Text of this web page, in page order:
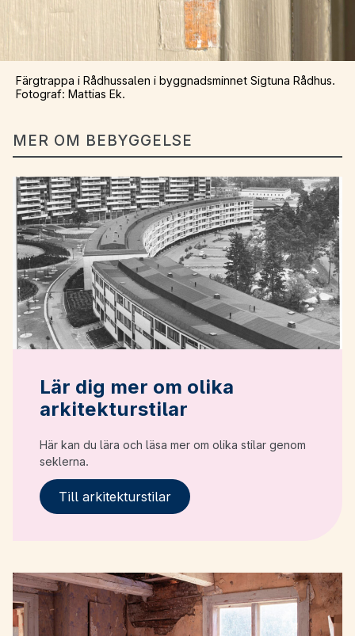
Färgtrappa i Rådhussalen i byggnadsminnet Sigtuna Rådhus.
Fotograf: Mattias Ek.
MER OM BEBYGGELSE
Lär dig mer om olika
arkitekturstilar
Här kan du lära och läsa mer om olika stilar genom
seklerna.
Till arkitekturstilar